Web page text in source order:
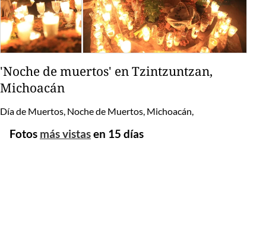
'Noche de muertos' en Tzintzuntzan,
Michoacán
Día de Muertos, Noche de Muertos, Michoacán,
Fotos más vistasen 15 días